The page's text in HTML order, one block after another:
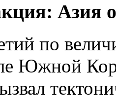
Азия
по
Южной